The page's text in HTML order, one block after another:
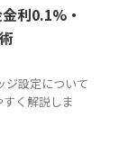
利0.1%・
ジ設定について
く解説しま